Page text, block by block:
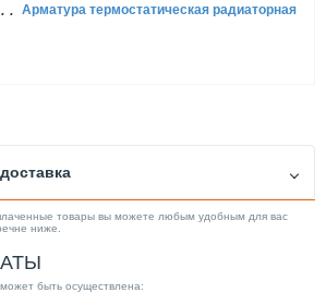
Арматура термостатическая радиаторная
товары вы можете любым удобным для вас
ниже.
быть осуществлена: